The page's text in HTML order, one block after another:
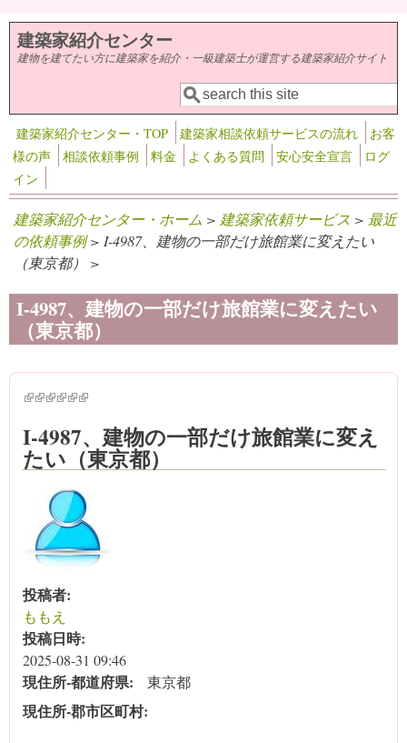
メインコンテンツに移動
建築家紹介センター
建物を建てたい方に建築家を紹介・一級建築士が運営する建築家紹介サイト
検索フォーム
検索
建築家紹介センター・TOP 建築家相談依頼サービスの流れ
お客
様の声
相談依頼事例 料金 よくある質問 安心安全宣言
ログ
イン
建築家紹介センター・ホーム > 建築家依頼サービス > 最近
の依頼事例> I-4987、建物の一部だけ旅館業に変えたい
（東京都） >
I-4987、建物の一部だけ旅館業に変えたい
（東京都）
(link is external)
(link is external)
(link is external)
(link is external)
(link is external)
(link is external)
I-4987、建物の一部だけ旅館業に変え
たい（東京都）
投稿者:
ももえ
投稿日時:
2025-08-31 09:46
現住所‐都道府県: 東京都
現住所‐郡市区町村: